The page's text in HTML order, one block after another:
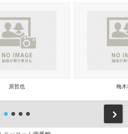
原哲也 梅木